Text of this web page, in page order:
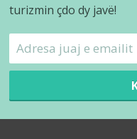
turizmin çdo dy javë!